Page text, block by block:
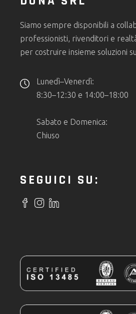
Siamo sempre disponibili a
professionisti, rivenditori e
per costruire insieme soluzioni
Lunedì–Venerdì:
8:30–12:30 e 14:00–18:00
Sabato e Domenica:
Chiuso
SEGUICI SU: